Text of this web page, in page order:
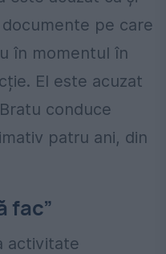
pe care
în momentul în
El este acuzat
conduce
patru ani, din
fac”
activitate